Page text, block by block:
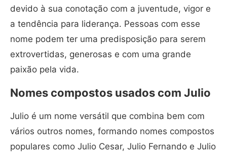
devido à sua conotação com a juventude, vigor e
a tendência para liderança. Pessoas com esse
nome podem ter uma predisposição para serem
extrovertidas, generosas e com uma grande
paixão pela vida.
Nomes compostos usados com Julio
Julio é um nome versátil que combina bem com
vários outros nomes, formando nomes compostos
populares como Julio Cesar, Julio Fernando e Julio